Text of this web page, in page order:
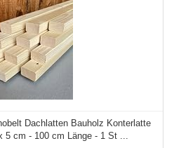
Dachlatten Bauholz Konterlatte
5 cm - 100 cm Länge - 1 St ...